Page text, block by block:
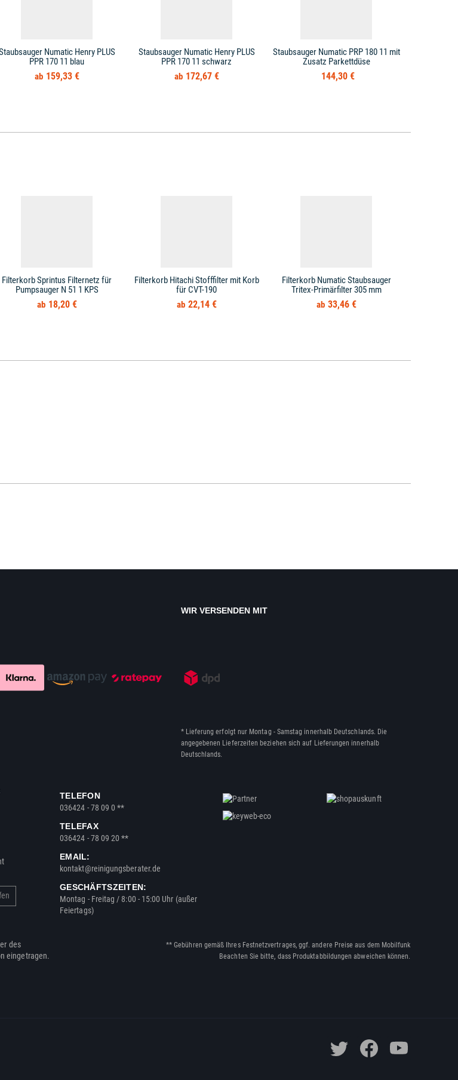
Numatic Henry PLUS
PPR 170 11 blau
159,33 €
Staubsauger Numatic Henry PLUS
PPR 170 11 schwarz
172,67 €
Staubsauger Numatic PRP 180 11 mit
Zusatz Parkettdüse
144,30 €
Filterkorb Sprintus Filternetz für
Pumpsauger N 51 1 KPS
18,20 €
Filterkorb Hitachi Stofffilter mit Korb
für CVT-190
22,14 €
Filterkorb Numatic Staubsauger
Tritex-Primärfilter 305 mm
33,46 €
WIR VERSENDEN MIT
* Lieferung erfolgt nur Montag - Samstag innerhalb Deutschlands. Die
angegebenen Lieferzeiten beziehen sich auf Lieferungen innerhalb
Deutschlands.
TELEFON
036424 - 78 09 0 **
TELEFAX
036424 - 78 09 20 **
EMAIL:
kontakt@reinigungsberater.de
GESCHÄFTSZEITEN:
Montag - Freitag / 8:00 - 15:00 Uhr (außer
Feiertags)
des
eingetragen.
** Gebühren gemäß Ihres Festnetzvertrages, ggf. andere Preise aus dem Mobilfunk
Beachten Sie bitte, dass Produktabbildungen abweichen können.